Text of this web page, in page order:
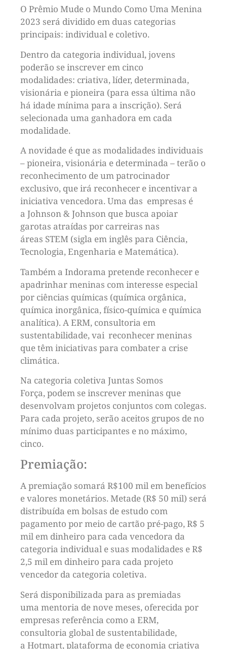
O Prêmio Mude o Mundo Como Uma Menina
2023 será dividido em duas categorias
principais: individual e coletivo.
Dentro da categoria individual, jovens
poderão se inscrever em cinco
modalidades: criativa, líder, determinada,
visionária e pioneira (para essa última não
há idade mínima para a inscrição). Será
selecionada uma ganhadora em cada
modalidade.
A novidade é que as modalidades individuais
– pioneira, visionária e determinada – terão o
reconhecimento de um patrocinador
exclusivo, que irá reconhecer e incentivar a
iniciativa vencedora. Uma das empresas é
a Johnson & Johnson que busca apoiar
garotas atraídas por carreiras nas
áreas STEM (sigla em inglês para Ciência,
Tecnologia, Engenharia e Matemática).
Também a Indorama pretende reconhecer e
apadrinhar meninas com interesse especial
por ciências químicas (química orgânica,
química inorgânica, físico-química e química
analítica). A ERM, consultoria em
sustentabilidade, vai reconhecer meninas
que têm iniciativas para combater a crise
climática.
Na categoria coletiva Juntas Somos
Força, podem se inscrever meninas que
desenvolvam projetos conjuntos com colegas.
Para cada projeto, serão aceitos grupos de no
mínimo duas participantes e no máximo,
cinco.
Premiação:
A premiação somará R$100 mil em benefícios
e valores monetários. Metade (R$ 50 mil) será
distribuída em bolsas de estudo com
pagamento por meio de cartão pré-pago, R$ 5
mil em dinheiro para cada vencedora da
categoria individual e suas modalidades e R$
2,5 mil em dinheiro para cada projeto
vencedor da categoria coletiva.
Será disponibilizada para as premiadas
uma mentoria de nove meses, oferecida por
empresas referência como a ERM,
consultoria global de sustentabilidade,
a Hotmart, plataforma de economia criativa